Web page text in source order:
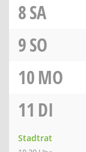
8SA
9SO
10MO
11 DI
Stadtrat